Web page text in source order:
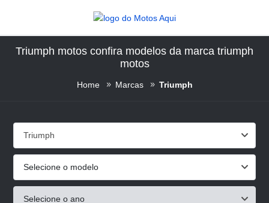
Triumph motos confira modelos da marca triumph
motos
Home Marcas Triumph
Triumph
Selecione o modelo
Selecione o ano